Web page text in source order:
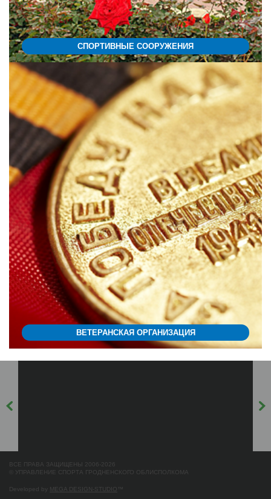
СПОРТИВНЫЕ СООРУЖЕНИЯ
ВЕТЕРАНСКАЯ ОРГАНИЗАЦИЯ
ВСЕ ПРАВА ЗАЩИЩЕНЫ 2006-2026
© УПРАВЛЕНИЕ СПОРТА ГРОДНЕНСКОГО ОБЛИСПОЛКОМА
Developed by MEGA DESIGN-STUDIO ™